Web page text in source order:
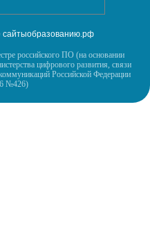
сайтыобразованию.рф
российского ПО (на основании
цифрового развития, связи
Российской Федерации
№426)